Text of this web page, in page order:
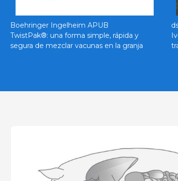
Boehringer Ingelheim APUB
TwistPak®: una forma simple, rápida y
segura de mezclar vacunas en la granja